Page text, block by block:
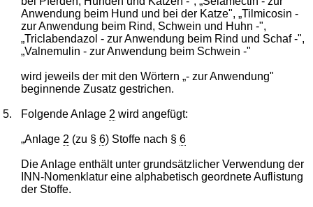
Anwendung beim Hund und bei der Katze", „Tilmicosin -
zur Anwendung beim Rind, Schwein und Huhn -",
„Triclabendazol - zur Anwendung beim Rind und Schaf -",
„Valnemulin - zur Anwendung beim Schwein -"
wird jeweils der mit den Wörtern „- zur Anwendung"
beginnende Zusatz gestrichen.
5. Folgende Anlage 2 wird angefügt:
„Anlage 2 (zu §6) Stoffe nach §6
Die Anlage enthält unter grundsätzlicher Verwendung der
INN-Nomenklatur eine alphabetisch geordnete Auflistung
der Stoffe.